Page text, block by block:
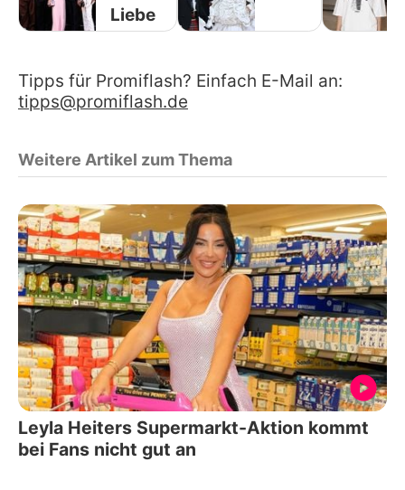
Liebe
Tipps für Promiflash? Einfach E-Mail an:
tipps@promiflash.de
Weitere Artikel zum Thema
Leyla Heiters Supermarkt-Aktion kommt
bei Fans nicht gut an